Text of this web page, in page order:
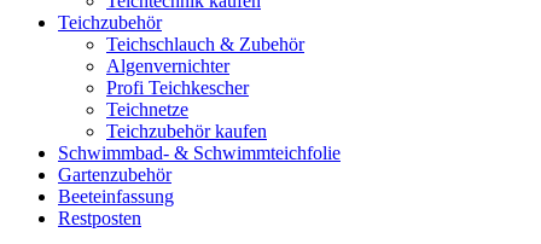
Teichzubehör
Teichschlauch & Zubehör
Algenvernichter
Profi Teichkescher
Teichnetze
Teichzubehör kaufen
Schwimmbad- & Schwimmteichfolie
Gartenzubehör
Beeteinfassung
Restposten